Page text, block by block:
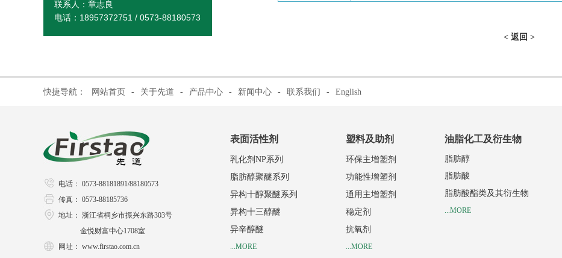
联系人：章志良
电话：18957372751 / 0573-88180573
< 返回 >
快捷导航： 网站首页 - 关于先道 - 产品中心 - 新闻中心 - 联系我们 - English
电话： 0573-88181891/88180573
传真： 0573-88185736
地址： 浙江省桐乡市振兴东路303号
金悦财富中心1708室
网址： www.firstao.com.cn
表面活性剂
乳化剂NP系列
脂肪醇聚醚系列
异构十醇聚醚系列
异构十三醇醚
异辛醇醚
...MORE
塑料及助剂
环保主增塑剂
功能性增塑剂
通用主增塑剂
稳定剂
抗氧剂
...MORE
油脂化工及衍生物
脂肪醇
脂肪酸
脂肪酸酯类及其衍生物
...MORE